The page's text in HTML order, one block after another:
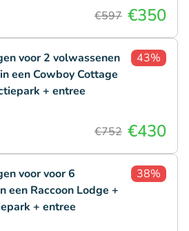
€597 €350
voor 2 volwassenen
een Cowboy Cottage
+ entree
43%
€752 €430
voor voor 6
een Raccoon Lodge +
+ entree
38%